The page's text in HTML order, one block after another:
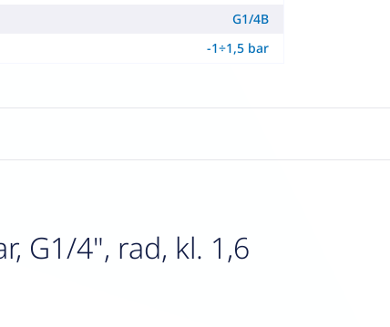
G1/4B
-1÷1,5 bar
G1/4", rad, kl. 1,6